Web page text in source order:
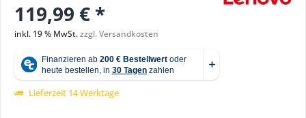
119,99 € *
inkl. 19 % MwSt.zzgl. Versandkosten
Lieferzeit 14 Werktage